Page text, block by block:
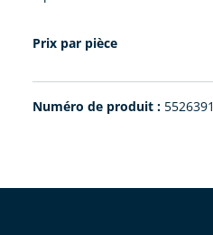
Prix par pièce
Numéro de produit : 5526391